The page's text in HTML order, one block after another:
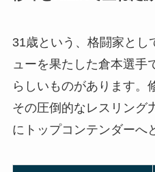
31歳という、格闘家とし
ューを果たした倉本選手
らしいものがあります。
その圧倒的なレスリング
にトップコンテンダーへ